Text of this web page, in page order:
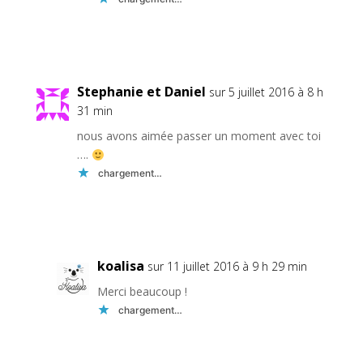
Stephanie et Daniel sur 5 juillet 2016 à 8 h
31 min
nous avons aimée passer un moment avec toi
….
chargement…
koalisa sur 11 juillet 2016 à 9 h 29 min
Merci beaucoup !
chargement…